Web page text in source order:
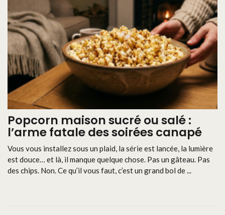
Popcorn maison sucré ou salé :
l’arme fatale des soirées canapé
Vous vous installez sous un plaid, la série est lancée, la lumière
est douce… et là, il manque quelque chose. Pas un gâteau. Pas
des chips. Non. Ce qu’il vous faut, c’est un grand bol de ...